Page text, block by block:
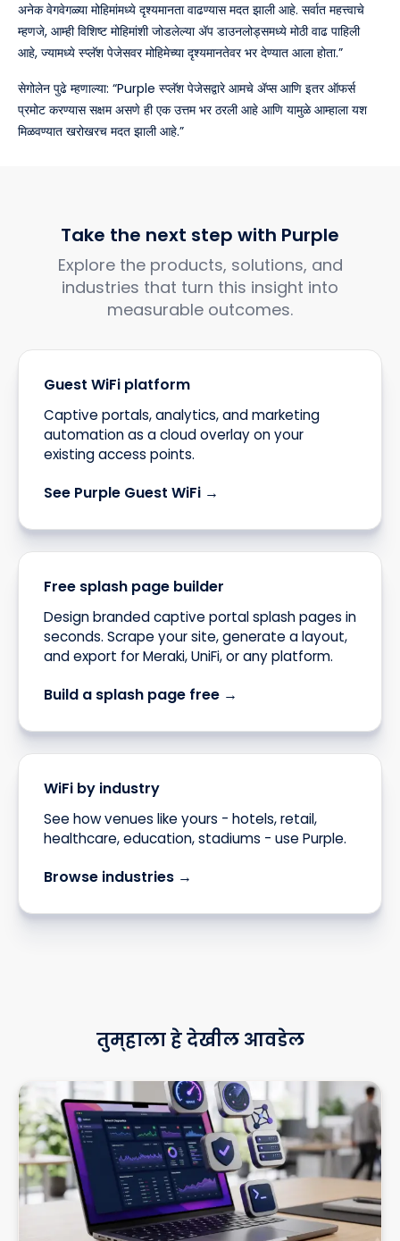
अनेक वेगवेगळ्या मोहिमांमध्ये दृश्यमानता वाढण्यास मदत झाली आहे. सर्वात महत्त्वाचे
म्हणजे, आम्ही विशिष्ट मोहिमांशी जोडलेल्या ॲप डाउनलोड्समध्ये मोठी वाढ पाहिली
आहे, ज्यामध्ये स्प्लॅश पेजेसवर मोहिमेच्या दृश्यमानतेवर भर देण्यात आला होता.”
सेगोलेन पुढे म्हणाल्या: “Purple स्प्लॅश पेजेसद्वारे आमचे ॲप्स आणि इतर ऑफर्स
प्रमोट करण्यास सक्षम असणे ही एक उत्तम भर ठरली आहे आणि यामुळे आम्हाला यश
मिळवण्यात खरोखरच मदत झाली आहे.”
Take the next step with Purple
Explore the products, solutions, and
industries that turn this insight into
measurable outcomes.
Guest WiFi platform
Captive portals, analytics, and marketing
automation as a cloud overlay on your
existing access points.
See Purple Guest WiFi →
Free splash page builder
Design branded captive portal splash pages in
seconds. Scrape your site, generate a layout,
and export for Meraki, UniFi, or any platform.
Build a splash page free →
WiFi by industry
See how venues like yours - hotels, retail,
healthcare, education, stadiums - use Purple.
Browse industries →
तुम्हाला हे देखील आवडेल